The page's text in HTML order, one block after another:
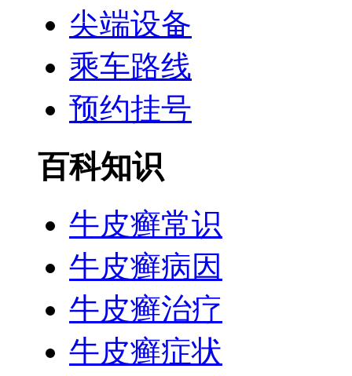
尖端设备
乘车路线
预约挂号
百科知识
牛皮癣常识
牛皮癣病因
牛皮癣治疗
牛皮癣症状